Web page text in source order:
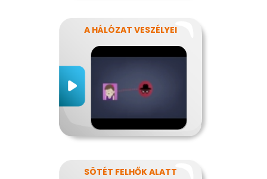
A HÁLÓZAT VESZÉLYEI
SÖTÉT FELHŐK ALATT